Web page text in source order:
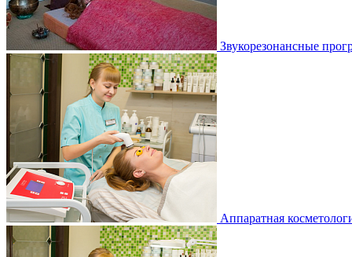
Звукорезонансные
Аппаратная